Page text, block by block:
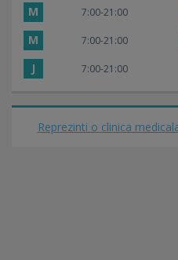
M 7:00-21:00
M 7:00-21:00
J 7:00-21:00
Reprezinti o clinica